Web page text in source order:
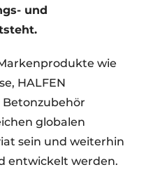
und
wie
HALFEN
globalen
sein und weiterhin
entwickelt werden.